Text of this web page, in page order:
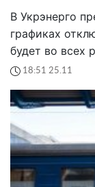
В Укрэнерго
графиках
будет во всех
18:51 25.11